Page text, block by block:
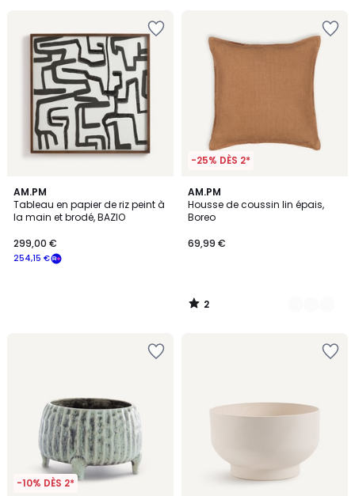
AM.PM
Tableau en papier de riz peint à
la main et brodé, BAZIO
254,15 €
299,00 €
-25% DÈS 2*
AM.PM
Housse de coussin lin épais,
Boreo
69,99 €
2
/
5
7
Couleurs
2
/
-10% DÈS 2*